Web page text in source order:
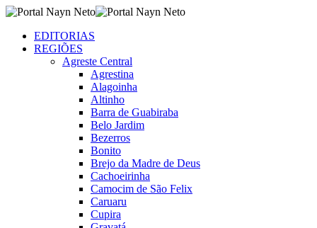
EDITORIAS
REGIÕES
Agreste Central
Agrestina
Alagoinha
Altinho
Barra de Guabiraba
Belo Jardim
Bezerros
Bonito
Brejo da Madre de Deus
Cachoeirinha
Camocim de São Felix
Caruaru
Cupira